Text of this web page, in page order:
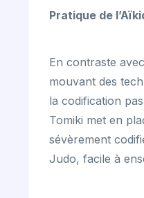
Pratique de
En contraste
mouvant des
la codification
Tomiki met en
sévèrement
Judo, facile à